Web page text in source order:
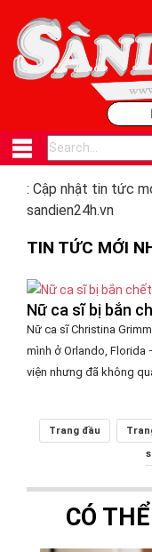
: Cập nhật tin tức
sandien24h.vn
TIN TỨC MỚI
Nữ ca sĩ bị bắn
Nữ ca sĩ Christina
mình ở Orlando, Florida
viện nhưng đã không
Trang đầu
CÓ